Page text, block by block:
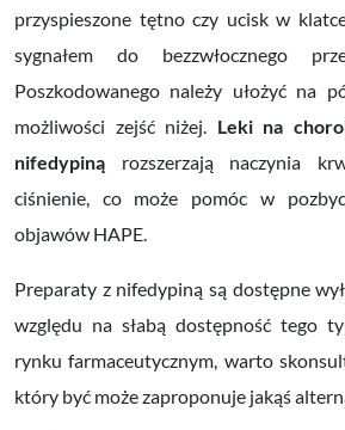
przyspieszone tętno czy ucisk w
sygnałem do bezzwłocznego
Poszkodowanego należy ułożyć na
możliwości zejść niżej. Leki na
nifedypiną rozszerzają naczynia
ciśnienie, co może pomóc w
objawów HAPE.
Preparaty z nifedypiną są dostępne
względu na słabą dostępność tego
rynku farmaceutycznym, warto
który być może zaproponuje jakąś